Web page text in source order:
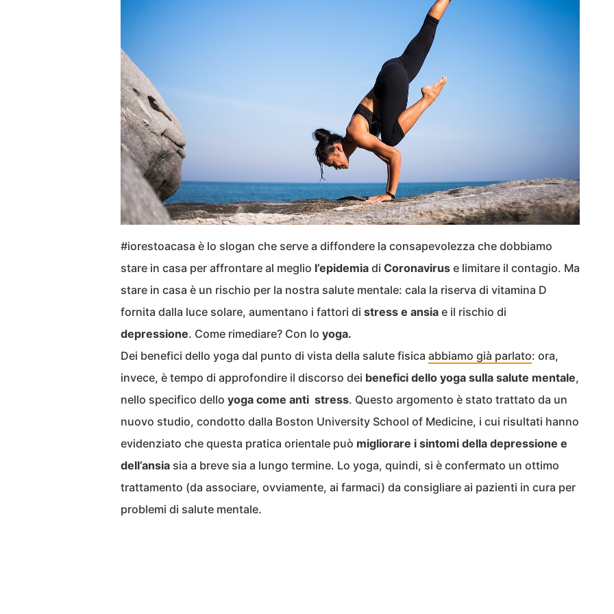
#iorestoacasa è lo slogan che serve a diffondere la consapevolezza che dobbiamo
stare in casa per affrontare al meglio l’epidemia di Coronavirus e limitare il contagio. Ma
stare in casa è un rischio per la nostra salute mentale: cala la riserva di vitamina D
fornita dalla luce solare, aumentano i fattori di stress e ansia e il rischio di
depressione. Come rimediare? Con lo yoga.
Dei benefici dello yoga dal punto di vista della salute fisica abbiamo già parlato: ora,
invece, è tempo di approfondire il discorso dei benefici dello yoga sulla salute mentale,
nello specifico dello yoga come anti stress. Questo argomento è stato trattato da un
nuovo studio, condotto dalla Boston University School of Medicine, i cui risultati hanno
evidenziato che questa pratica orientale può migliorare i sintomi della depressione e
dell’ansia sia a breve sia a lungo termine. Lo yoga, quindi, si è confermato un ottimo
trattamento (da associare, ovviamente, ai farmaci) da consigliare ai pazienti in cura per
problemi di salute mentale.